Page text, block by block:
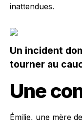
inattendues.
Un incident
tourner au
Une
Émilie, une mère